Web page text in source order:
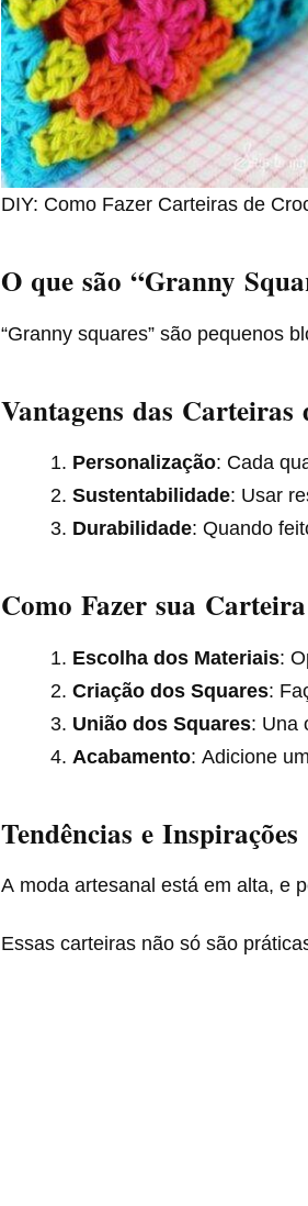
DIY: Como Fazer Carteiras de
O que são “Granny
“Granny squares” são pequenos
Vantagens das Carteiras
Personalização: Cada
Sustentabilidade: Usar
Durabilidade: Quando
Como Fazer sua
Escolha dos Materiais:
Criação dos Squares:
União dos Squares: Una
Acabamento: Adicione
Tendências e Inspirações
A moda artesanal está em alta, e
Essas carteiras não só são